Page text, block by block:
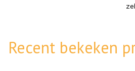
Recent bekeken